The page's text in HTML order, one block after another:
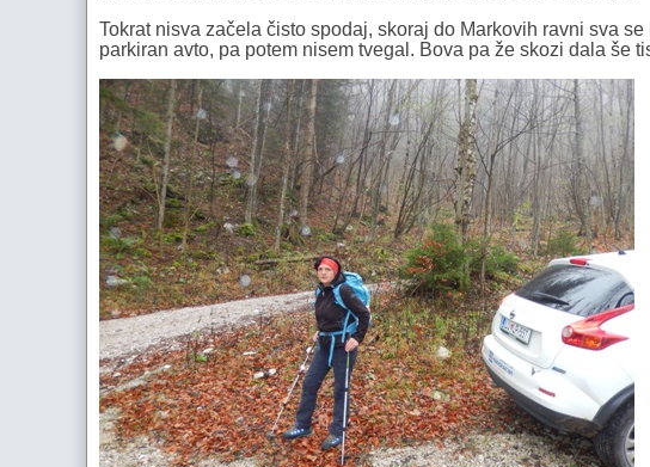
Tokrat nisva začela čisto spodaj, skoraj do Markovih ravni sva
parkiran avto, pa potem nisem tvegal. Bova pa že skozi dala še